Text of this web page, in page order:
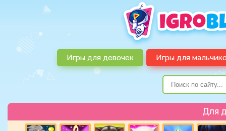
Игры для девочек Игры для
Для